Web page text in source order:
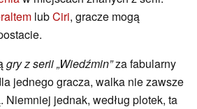
lubCiri, gracze mogą
gry z serii „Wiedźmin”za fabularny
jednego gracza, walka nie zawsze
Niemniej jednak, według plotek, ta